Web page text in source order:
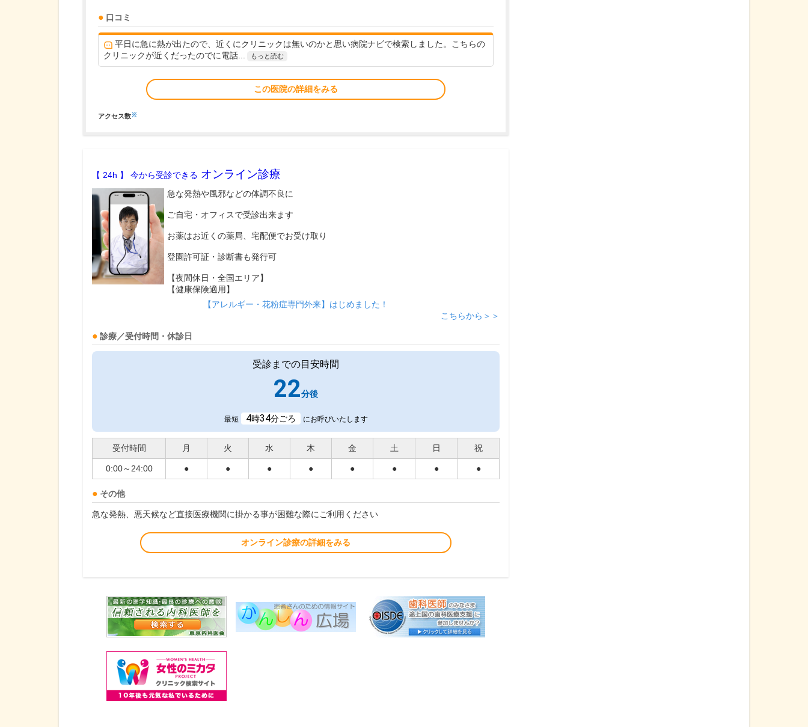
口コミ
平日に急に熱が出たので、近くにクリニックは無いのかと思い病院ナビで検索しました。こちらの
クリニックが近くだったのでに電話...
もっと読む
この医院の詳細をみる
アクセス数※
【 24h 】 今から受診できる オンライン診療
急な発熱や風邪などの体調不良に
ご自宅・オフィスで受診出来ます
お薬はお近くの薬局、宅配便でお受け取り
登園許可証・診断書も発行可
【夜間休日・全国エリア】
【健康保険適用】
【アレルギー・花粉症専門外来】はじめました！
こちらから＞＞
診療／受付時間・休診日
受診までの目安時間
22分後
最短 4時34分ごろ にお呼びいたします
受付時間 月 火 水 木 金 土 日 祝
0:00～24:00 ● ● ● ● ● ● ● ●
その他
急な発熱、悪天候など直接医療機関に掛かる事が困難な際にご利用ください
オンライン診療の詳細をみる